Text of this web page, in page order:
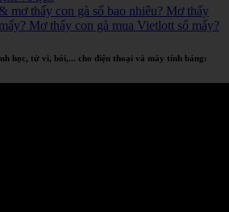
mơ thấy con gà số bao nhiêu? Mơ thấy
Mơ thấy con gà mua Vietlott số mấy?
học, tử vi, bói,... cho điện thoại và máy tính bảng: